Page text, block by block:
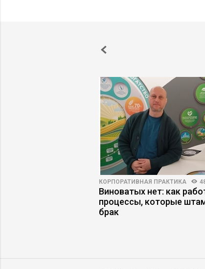
КОРПОРАТИВНАЯ ПРАКТИКА
Виноватых нет: как
процессы, которые
брак